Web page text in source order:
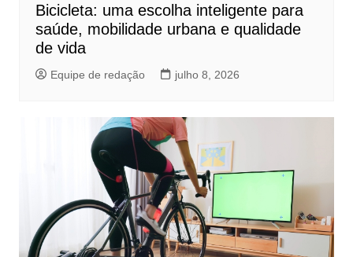
Bicicleta: uma escolha inteligente para
saúde, mobilidade urbana e qualidade
de vida
Equipe de redação julho 8, 2026